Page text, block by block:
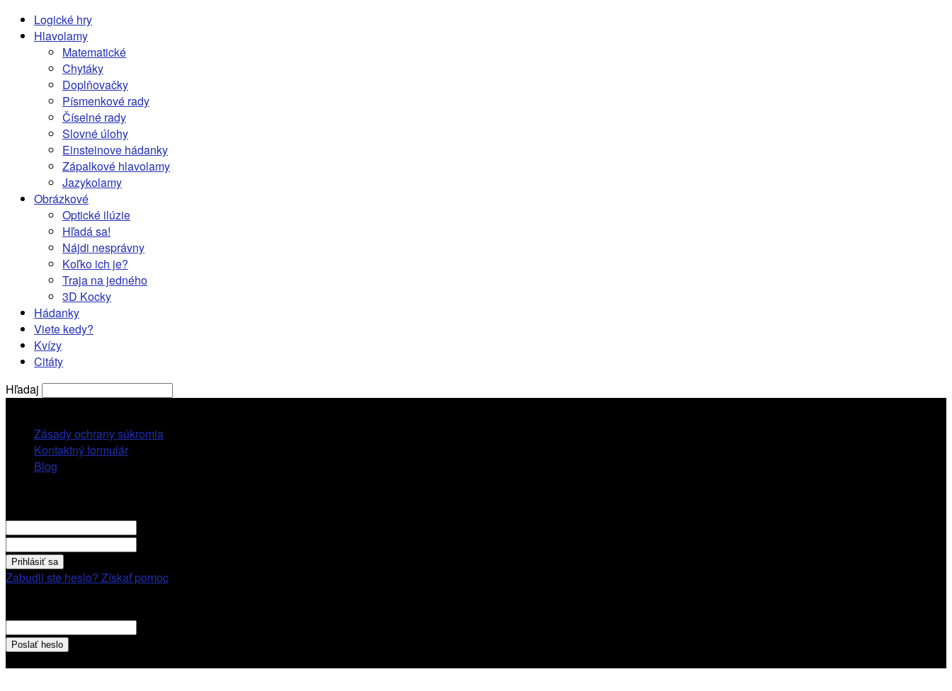
Logické hry
Hlavolamy
Matematické
Chytáky
Doplňovačky
Písmenkové rady
Číselné rady
Slovné úlohy
Einsteinove hádanky
Zápalkové hlavolamy
Jazykolamy
Obrázkové
Optické ilúzie
Hľadá sa!
Nájdi nesprávny
Koľko ich je?
Traja na jedného
3D Kocky
Hádanky
Viete kedy?
Kvízy
Citáty
Hľadaj
Zásady ochrany súkromia
Kontaktný formulár
Blog
Zabudli ste heslo? Získať pomoc